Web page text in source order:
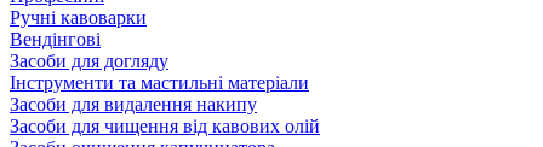
Ручні кавоварки
Вендінгові
Засоби для догляду
Інструменти та мастильні матеріали
Засоби для видалення накипу
Засоби для чищення від кавових олій